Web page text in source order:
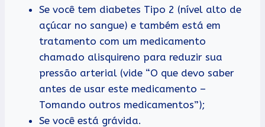
Se você tem diabetes Tipo 2 (nível alto de
açúcar no sangue) e também está em
tratamento com um medicamento
chamado alisquireno para reduzir sua
pressão arterial (vide “O que devo saber
antes de usar este medicamento –
Tomando outros medicamentos”);
Se você está grávida.